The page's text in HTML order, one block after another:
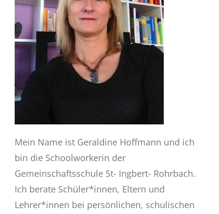
Mein Name ist Geraldine Hoffmann und ich
bin die Schoolworkerin der
Gemeinschaftsschule St- Ingbert- Rohrbach.
Ich berate Schüler*innen, Eltern und
Lehrer*innen bei persönlichen, schulischen